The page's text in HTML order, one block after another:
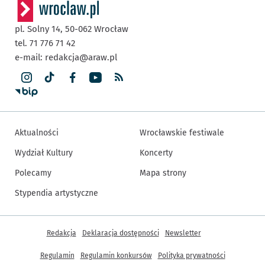
pl. Solny 14, 50-062 Wrocław
tel. 71 776 71 42
e-mail: redakcja@araw.pl
Aktualności
Wydział Kultury
Polecamy
Stypendia artystyczne
Wrocławskie festiwale
Koncerty
Mapa strony
Inne informacje
Redakcja Deklaracja dostępności Newsletter
Regulamin Regulamin konkursów Polityka prywatności